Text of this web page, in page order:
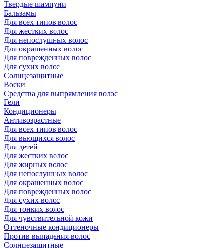
Твердые шампуни
Бальзамы
Для всех типов волос
Для жестких волос
Для непослушных волос
Для окрашенных волос
Для поврежденных волос
Для сухих волос
Солнцезащитные
Воски
Средства для выпрямления волос
Гели
Кондиционеры
Антивозрастные
Для всех типов волос
Для вьющихся волос
Для детей
Для жестких волос
Для жирных волос
Для непослушных волос
Для окрашенных волос
Для поврежденных волос
Для сухих волос
Для тонких волос
Для чувствительной кожи
Оттеночные кондиционеры
Против выпадения волос
Солнцезащитные